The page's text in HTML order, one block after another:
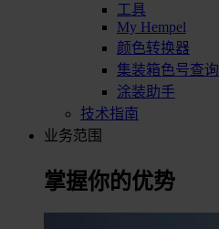
工具
My Hempel
颜色转换器
集装箱色号查询
涂装助手
技术指南
业务范围
掌握你的优势